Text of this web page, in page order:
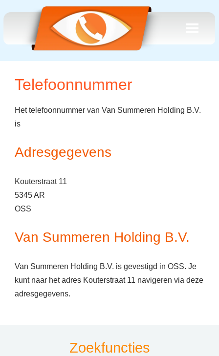
Telefoonnummer
Het telefoonnummer van Van Summeren Holding B.V.
is
Adresgegevens
Kouterstraat 11
5345 AR
OSS
Van Summeren Holding B.V.
Van Summeren Holding B.V. is gevestigd in OSS. Je
kunt naar het adres Kouterstraat 11 navigeren via deze
adresgegevens.
Zoekfuncties